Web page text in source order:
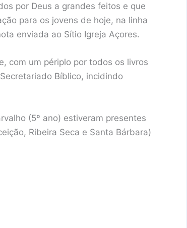
por Deus a grandes feitos e que
para os jovens de hoje, na linha
enviada ao Sítio Igreja Açores.
com um périplo por todos os livros
Bíblico, incidindo
(5º ano) estiveram presentes
Ribeira Seca e Santa Bárbara)